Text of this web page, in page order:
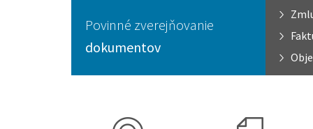
Povinné zverejňovanie
dokumentov